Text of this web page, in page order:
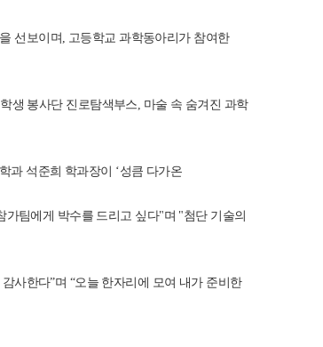
선보이며, 고등학교 과학동아리가 참여한
생 봉사단 진로탐색부스, 마술 속 숨겨진 과학
과 석준희 학과장이 ‘성큼 다가온
팀에게 박수를 드리고 싶다"며 "첨단 기술의
사한다”며 “오늘 한자리에 모여 내가 준비한